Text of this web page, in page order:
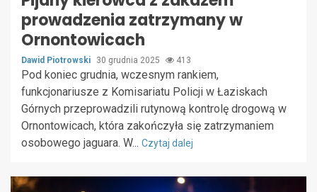
prowadzenia zatrzymany w
Ornontowicach
Dawid Piotrowski 30 grudnia 2025 413
Pod koniec grudnia, wczesnym rankiem,
funkcjonariusze z Komisariatu Policji w Łaziskach
Górnych przeprowadzili rutynową kontrolę drogową w
Ornontowicach, która zakończyła się zatrzymaniem
osobowego jaguara. W... Czytaj dalej